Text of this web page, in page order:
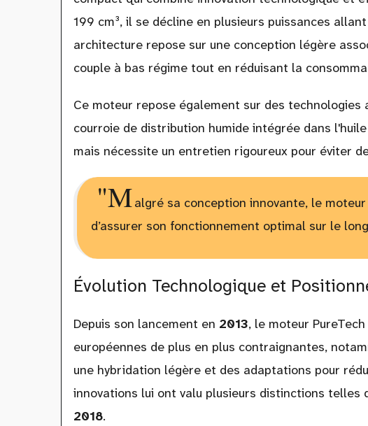
199 cm³, il se décline en plusieurs puissances
architecture repose sur une conception légère
couple à bas régime tout en réduisant la
Ce moteur repose également sur des technologies
courroie de distribution humide intégrée dans
mais nécessite un entretien rigoureux pour éviter
"Malgré sa conception innovante, le
d’assurer son fonctionnement optimal sur le
Évolution Technologique et
Depuis son lancement en 2013, le moteur
européennes de plus en plus contraignantes,
une hybridation légère et des adaptations pour
innovations lui ont valu plusieurs distinctions telles
2018.